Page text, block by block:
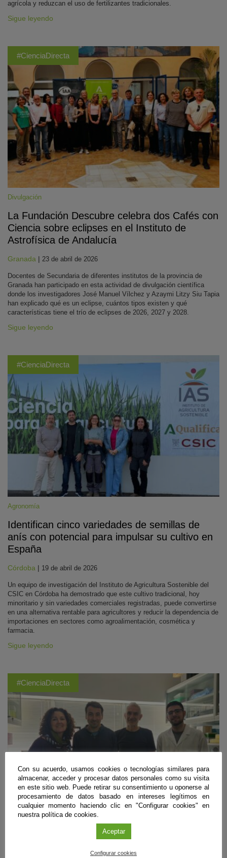
agrícola y reduzcan el uso de fertilizantes tradicionales.
Sigue leyendo
#CienciaDirecta
Divulgación
La Fundación Descubre celebra dos Cafés con
Ciencia sobre eclipses en el Instituto de
Astrofísica de Andalucía
Granada | 23 de abril de 2026
Docentes de Secundaria de diferentes institutos de la provincia de
Granada han participado en esta actividad de divulgación científica
donde los investigadores José Manuel Vílchez y Azaymi Litzy Siu Tapia
han explicado qué es un eclipse, cuántos tipos existen y qué
características tiene el trío de eclipses de 2026, 2027 y 2028.
Sigue leyendo
#CienciaDirecta
Agronomía
Identifican cinco variedades de semillas de
anís con potencial para impulsar su cultivo en
España
Córdoba | 19 de abril de 2026
Un equipo de investigación del Instituto de Agricultura Sostenible del
CSIC en Córdoba ha demostrado que este cultivo tradicional, hoy
minoritario y sin variedades comerciales registradas, puede convertirse
en una alternativa rentable para agricultores y reducir la dependencia de
importaciones en sectores como agroalimentación, cosmética y
farmacia.
Sigue leyendo
#CienciaDirecta
Obtienen hidrógeno a partir de bacterias y
residuos de biodiésel
Con su acuerdo, usamos cookies o tecnologías similares para
almacenar, acceder y procesar datos personales como su visita
en este sitio web. Puede retirar su consentimiento u oponerse al
procesamiento de datos basado en intereses legítimos en
cualquier momento haciendo clic en "Configurar cookies" en
nuestra política de cookies.
Aceptar
Configurar cookies